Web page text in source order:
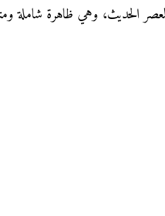
الحديث، وهي ظاهرة شاملة